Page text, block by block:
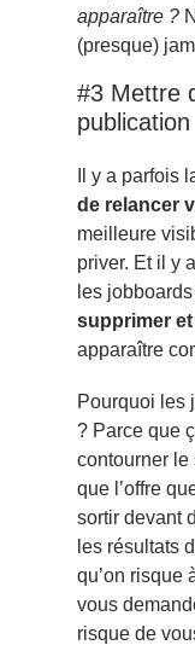
apparaître ?
(presque)
#3 Mettre
publication
Il y a parfois
de relancer
meilleure
priver. Et il y
les
supprimer
apparaître
Pourquoi les
? Parce que
contourner le
que l’offre
sortir devant
les résultats
qu’on risque
vous
risque de